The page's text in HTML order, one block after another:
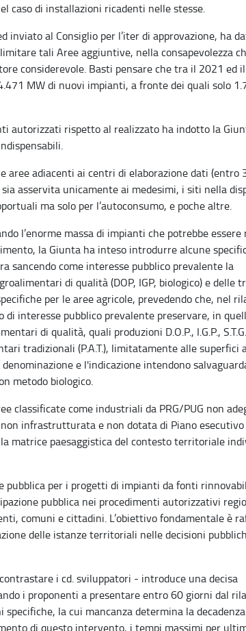
caso di installazioni ricadenti nelle stesse.
inviato al Consiglio per l’iter di approvazione, ha
tali Aree aggiuntive, nella consapevolezza
considerevole. Basti pensare che tra il 2021 ed
MW di nuovi impianti, a fronte dei quali solo
autorizzati rispetto al realizzato ha indotto la
aree adiacenti ai centri di elaborazione dati (entro
asservita unicamente ai medesimi, i siti nella
ma solo per l’autoconsumo, e poche altre.
l’enorme massa di impianti che potrebbe essere
la Giunta ha inteso introdurre alcune
sancendo come interesse pubblico prevalente la
di qualità (DOP, IGP, biologico) e delle
per le aree agricole, prevedendo che, nel
interesse pubblico prevalente preservare, in
di qualità, quali produzioni D.O.P., I.G.P.,
tradizionali (P.A.T.), limitatamente alle superfici
e l'indicazione intendono
metodo biologico.
classificate come industriali da PRG/PUG non
infrastrutturata e non dotata di Piano
matrice paesaggistica del contesto territoriale
pubblica per i progetti di impianti da fonti
pubblica nei procedimenti autorizzativi
comuni e cittadini. L’obiettivo fondamentale è
delle istanze territoriali nelle decisioni
i cd. sviluppatori - introduce una decisa
i proponenti a presentare entro 60 giorni dal
la cui mancanza determina la decadenza
di questo intervento, i tempi massimi per